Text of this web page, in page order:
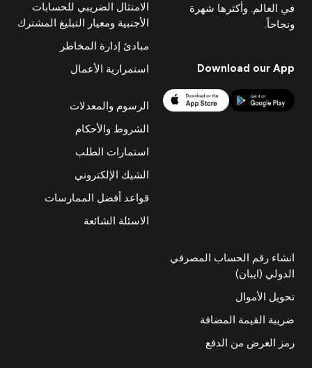
في العالم. وأكثرها شهرة
ونجاحاً.
Download our App
الامتثال الضريبي للحسابات
الأجنبية ومعيار التبليغ المشترك
مبادئ إدارة المخاطر
استمرارية الأعمال
الرسوم والمعدلات
الشروط والأحكام
استمارات الطلب
الشيك الإلكتروني
قواعد أفضل الممارسات
الاسئلة الشائعة
انشاء رقم الحساب المصرفي
الدولي (ايبان)
تحويل الأموال
ضريبة القيمة المضافة
رمز الغرض من الدفع